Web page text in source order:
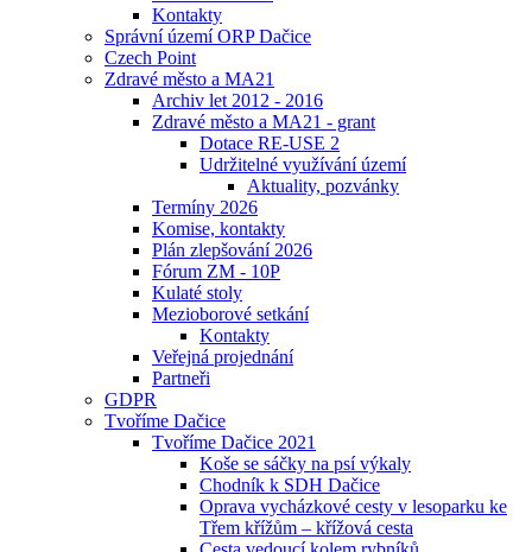
Kontakty
Správní území ORP Dačice
Czech Point
Zdravé město a MA21
Archiv let 2012 - 2016
Zdravé město a MA21 - grant
Dotace RE-USE 2
Udržitelné využívání území
Aktuality, pozvánky
Termíny 2026
Komise, kontakty
Plán zlepšování 2026
Fórum ZM - 10P
Kulaté stoly
Mezioborové setkání
Kontakty
Veřejná projednání
Partneři
GDPR
Tvoříme Dačice
Tvoříme Dačice 2021
Koše se sáčky na psí výkaly
Chodník k SDH Dačice
Oprava vycházkové cesty v lesoparku ke
Třem křížům – křížová cesta